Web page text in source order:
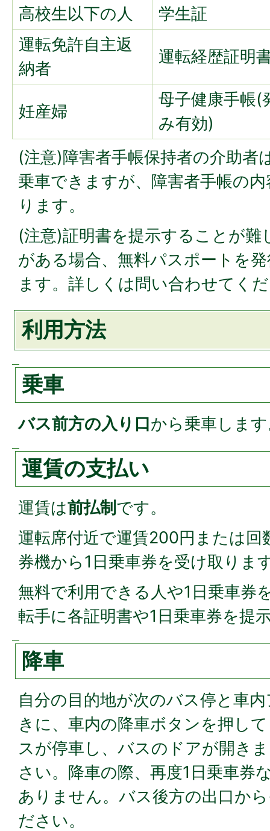
高校生以下の人
学生証
運転免許自主返
納者
運転経歴証明
妊産婦
母子健康手帳(
み有効)
(注意)障害者手帳保持者の介助者
乗車できますが、障害者手帳の
ります。
(注意)証明書を提示することが難
がある場合、無料パスポートを
ます。詳しくは問い合わせてく
利用方法
乗車
バス前方の入り口から乗車しま
運賃の支払い
運賃は前払制 です。
運転席付近で運賃200円または回
券機から1日乗車券を受け取りま
無料で利用できる人や1日乗車券
転手に各証明書や1日乗車券を提
降車
自分の目的地が次のバス停と車
きに、車内の降車ボタンを押し
スが停車し、バスのドアが開き
さい。降車の際、再度1日乗車券
ありません。バス後方の出口か
ださい。